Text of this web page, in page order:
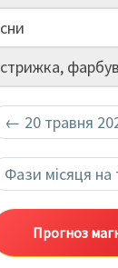
сни
стрижка,
← 20 травня
Фази місяця на
Прогноз